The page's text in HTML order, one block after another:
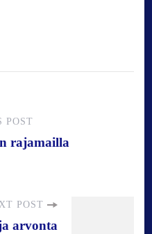
POST
rajamailla
POST
arvonta